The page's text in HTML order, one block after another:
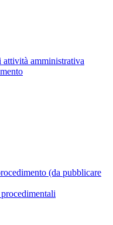
attività amministrativa
(da pubblicare